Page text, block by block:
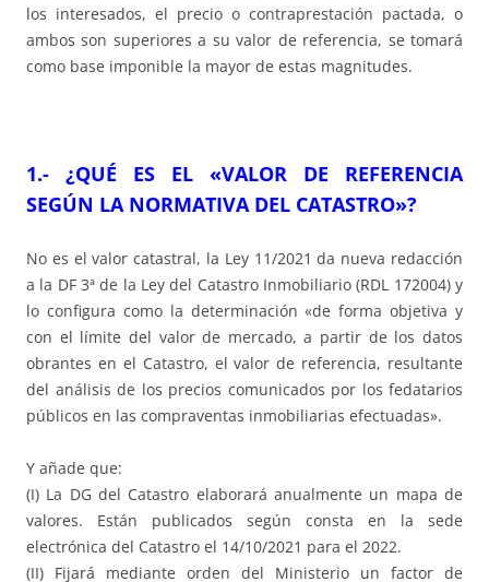
los interesados, el precio o contraprestación pactada, o
ambos son superiores a su valor de referencia, se tomará
como base imponible la mayor de estas magnitudes.
1.- ¿QUÉ ES EL «VALOR DE REFERENCIA
SEGÚN LA NORMATIVA DEL CATASTRO»?
No es el valor catastral, la Ley 11/2021 da nueva redacción
a la DF 3ª de la Ley del Catastro Inmobiliario (RDL 172004) y
lo configura como la determinación «de forma objetiva y
con el límite del valor de mercado, a partir de los datos
obrantes en el Catastro, el valor de referencia, resultante
del análisis de los precios comunicados por los fedatarios
públicos en las compraventas inmobiliarias efectuadas».
Y añade que:
(I) La DG del Catastro elaborará anualmente un mapa de
valores. Están publicados según consta en la sede
electrónica del Catastro el 14/10/2021 para el 2022.
(II) Fijará mediante orden del Ministerio un factor de